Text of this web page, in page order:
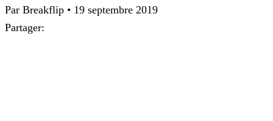
Par Breakflip • 19 septembre 2019
Partager: